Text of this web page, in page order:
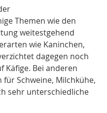
Themen wie den
weitestgehend
wie Kaninchen,
dagegen noch
Käfige. Bei anderen
Schweine, Milchkühe,
sehr unterschiedliche